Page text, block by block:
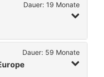
Dauer: 19 Monate
Dauer: 59 Monate